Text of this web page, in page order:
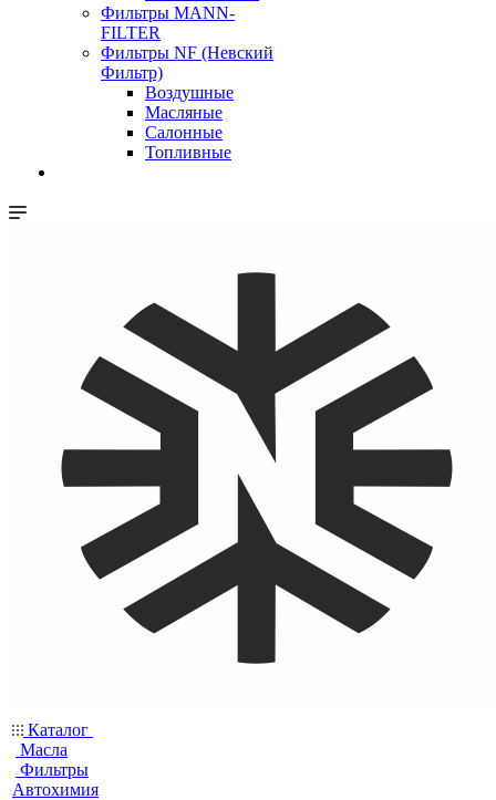
Фильтры MANN-
FILTER
Фильтры NF (Невский
Фильтр)
Воздушные
Масляные
Салонные
Топливные
Каталог
Масла
Фильтры
Автохимия